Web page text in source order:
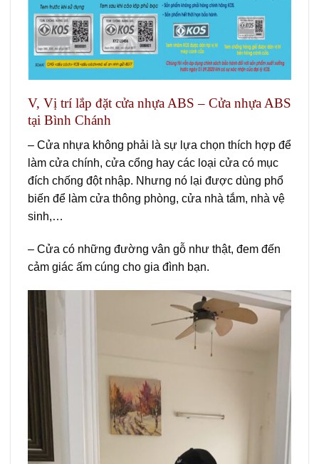
V, Vị trí lắp đặt cửa nhựa ABS – Cửa nhựa ABS
tại Bình Chánh
– Cửa nhựa không phải là sự lựa chọn thích hợp để
làm cửa chính, cửa cổng hay các loại cửa có mục
đích chống đột nhập. Nhưng nó lại được dùng phổ
biến để làm cửa thông phòng, cửa nhà tắm, nhà vệ
sinh,…
– Cửa có những đường vân gỗ như thật, đem đến
cảm giác ấm cúng cho gia đình bạn.